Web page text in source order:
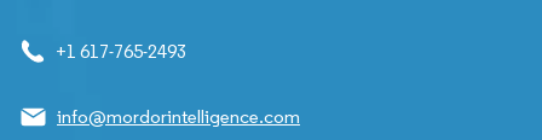
+1 617-765-2493
info@mordorintelligence.com